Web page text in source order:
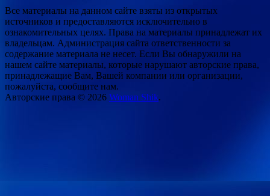
Все материалы на данном сайте взяты из открытых
источников и предоставляются исключительно в
ознакомительных целях. Права на материалы принадлежат их
владельцам. Администрация сайта ответственности за
содержание материала не несет. Если Вы обнаружили на
нашем сайте материалы, которые нарушают авторские права,
принадлежащие Вам, Вашей компании или организации,
пожалуйста, сообщите нам.
Авторские права © 2026 Woman Shik.